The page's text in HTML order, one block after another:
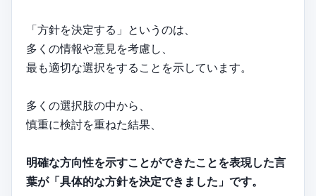
「方針を決定する」というのは、
多くの情報や意見を考慮し、
最も適切な選択をすることを示しています。
多くの選択肢の中から、
慎重に検討を重ねた結果、
明確な方向性を示すことができたことを表現した言
葉が「具体的な方針を決定できました」です。